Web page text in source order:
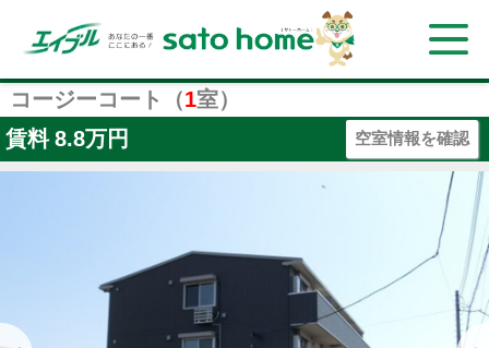
コージーコート（1室）
賃料 8.8万円 空室情報を確認